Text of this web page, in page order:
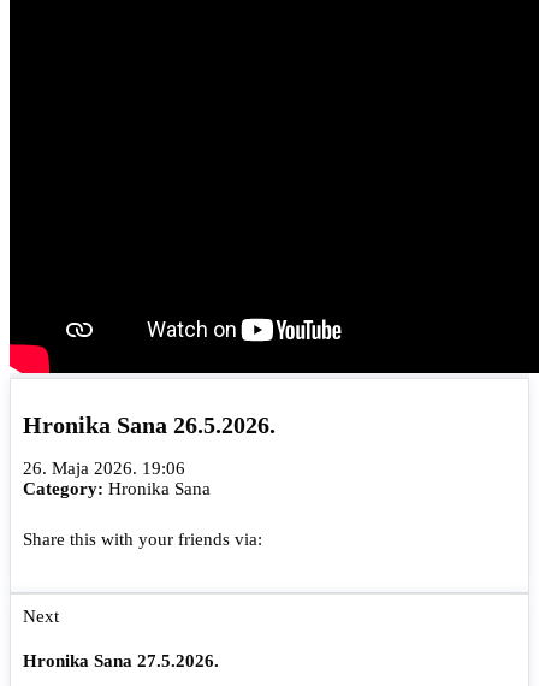
Hronika Sana 26.5.2026.
26. Maja 2026. 19:06
Category: Hronika Sana
Share this with your friends via:
Next
Hronika Sana 27.5.2026.